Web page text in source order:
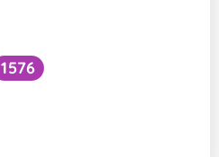
1576